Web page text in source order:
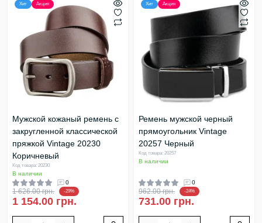
Хит Акция
Мужской кожаный ремень с
закругленной классической
пряжкой Vintage 20230
Коричневый
Код товара: 20230
В наличии
0
1 626.00 грн. -29%
1 154.00 грн.
Хит Акция
Ремень мужской черный
прямоугольник Vintage
20257 Черный
Код товара: 20257
В наличии
0
962.00 грн. -24%
731.00 грн.